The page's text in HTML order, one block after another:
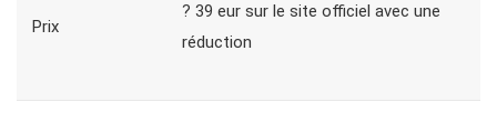
Prix
? 39 eur sur le site officiel avec une
réduction